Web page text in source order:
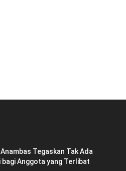
Tegaskan Tak Ada
Anggota yang Terlibat